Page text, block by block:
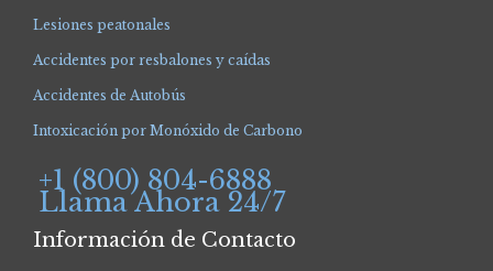
Lesiones peatonales
Accidentes por resbalones y caídas
Accidentes de Autobús
Intoxicación por Monóxido de Carbono
+1 (800) 804-6888
Llama Ahora 24/7
Información de Contacto